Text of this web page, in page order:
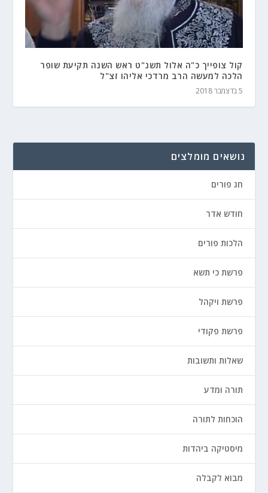
קול צופייך כ"ה אלול תשנ"ט ראש השנה תקיעת שופר
הלכה למעשה הרב מרדכי אליהו זצ"ל
5 בדצמבר 2018
נושאים מומלצים
חג פורים
חודש אדר
הלכות פורים
פרשת כי תשא
פרשת ויקהל
פרשת פקודי
שאלות ותשובות
תורה ומדע
הוכחות לתורה
מיסטיקה ביהדות
מבוא לקבלה